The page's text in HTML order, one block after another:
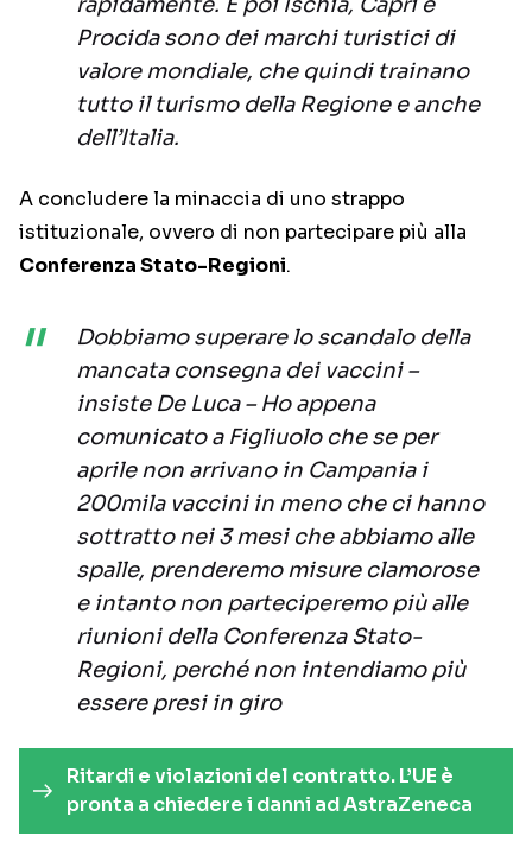
Procida sono dei marchi turistici di
valore mondiale, che quindi trainano
tutto il turismo della Regione e anche
dell’Italia.
A concludere la minaccia di uno strappo
istituzionale, ovvero di non partecipare più alla
Conferenza Stato-Regioni.
Dobbiamo superare lo scandalo della
mancata consegna dei vaccini –
insiste De Luca – Ho appena
comunicato a Figliuolo che se per
aprile non arrivano in Campania i
200mila vaccini in meno che ci hanno
sottratto nei 3 mesi che abbiamo alle
spalle, prenderemo misure clamorose
e intanto non parteciperemo più alle
riunioni della Conferenza Stato-
Regioni, perché non intendiamo più
essere presi in giro
Ritardi e violazioni del contratto. L’UE è
pronta a chiedere i danni ad AstraZeneca